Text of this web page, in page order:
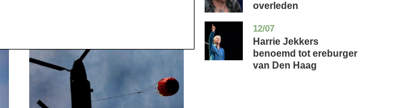
overleden
12/07
zuid-
holland
glossy
Harrie Jekkers
benoemd tot ereburger
van Den Haag